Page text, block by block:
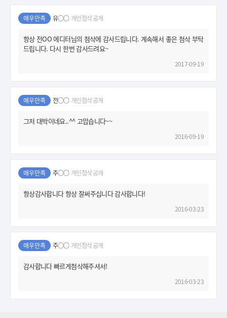
매우만족 유○○ 개인첨삭 공개
항상 전OO 에디터님의 첨삭에 감사드립니다. 계속해서 좋은 첨삭 부탁
드립니다. 다시 한번 감사드려요~
2017-09-19
매우만족 전○○ 개인첨삭 공개
그저 대박이네요..^^ 고맙습니다~~
2016-09-19
매우만족 주○○ 개인첨삭 공개
항상감사합니다 항상 잘써주십니다 감사합니다!
2016-03-23
매우만족 주○○ 개인첨삭 공개
감사합니다 빠르게첨삭해주셔서!
2016-03-23